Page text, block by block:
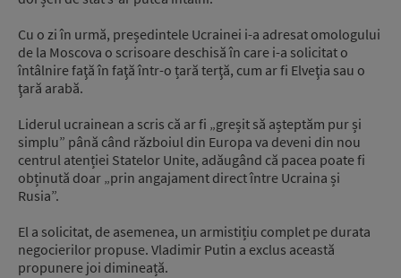
Cu o zi în urmă, președintele Ucrainei i-a adresat omologului
de la Moscova o scrisoare deschisă în care i-a solicitat o
întâlnire faţă în faţă într-o țară terţă, cum ar fi Elveţia sau o
ţară arabă.
Liderul ucrainean a scris că ar fi „greșit să așteptăm pur și
simplu” până când războiul din Europa va deveni din nou
centrul atenției Statelor Unite, adăugând că pacea poate fi
obținută doar „prin angajament direct între Ucraina și
Rusia”.
El a solicitat, de asemenea, un armistițiu complet pe durata
negocierilor propuse. Vladimir Putin a exclus această
propunere joi dimineață.